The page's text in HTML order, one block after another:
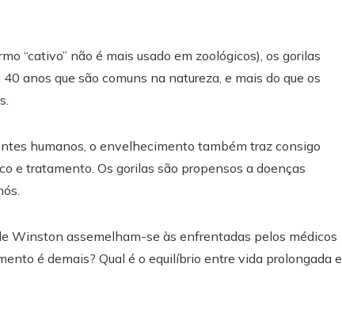
“cativo” não é mais usado em zoológicos), os gorilas
anos que são comuns na natureza, e mais do que os
humanos, o envelhecimento também traz consigo
e tratamento. Os gorilas são propensos a doenças
Winston assemelham-se às enfrentadas pelos médicos
é demais? Qual é o equilíbrio entre vida prolongada e